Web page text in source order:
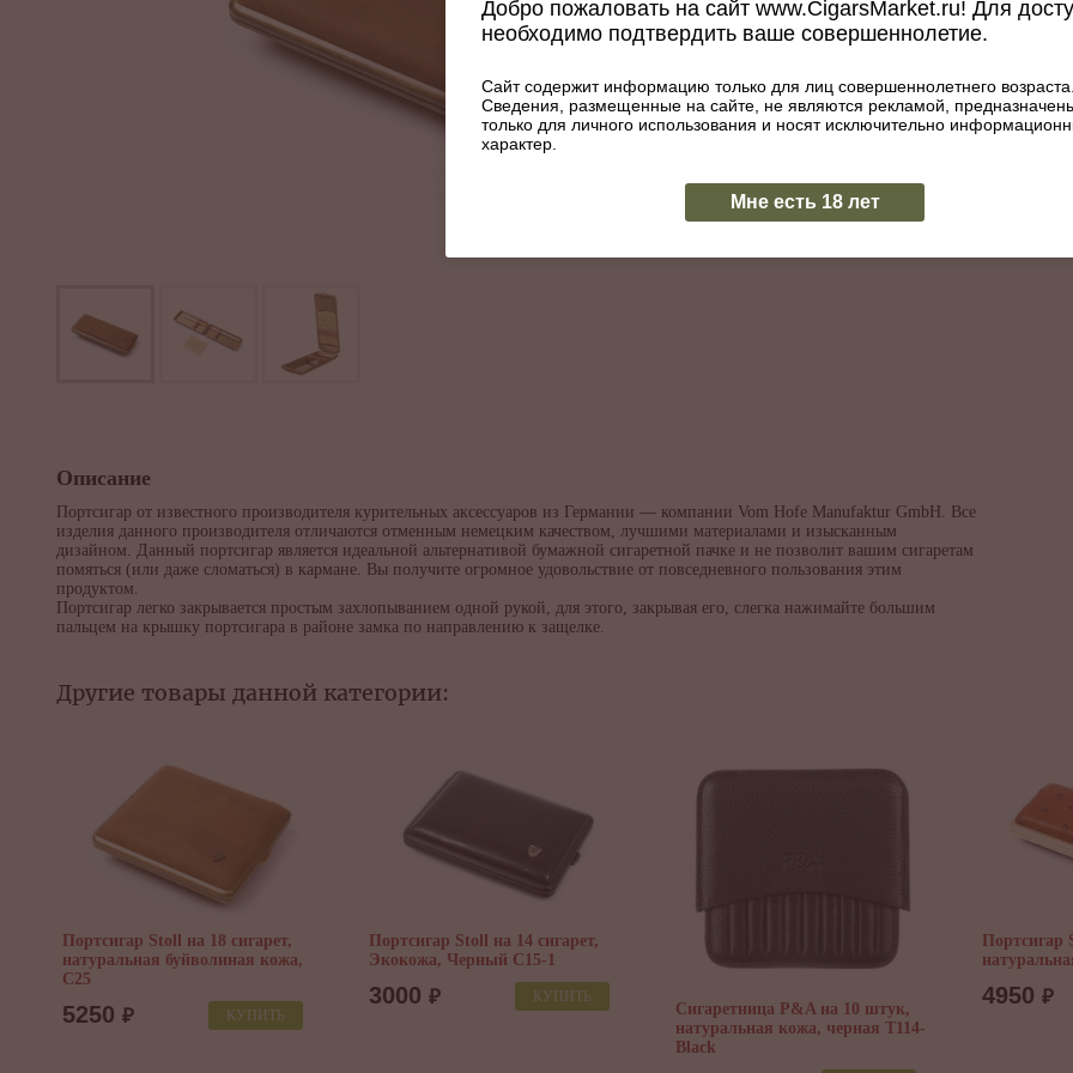
Описание
Портсигар от известного производителя курительных аксессуаров из Германии — компании Vom Hofe Manufaktur GmbH. Все
изделия данного производителя отличаются отменным немецким качеством, лучшими материалами и изысканным
дизайном. Данный портсигар является идеальной альтернативой бумажной сигаретной пачке и не позволит вашим сигаретам
помяться (или даже сломаться) в кармане. Вы получите огромное удовольствие от повседневного пользования этим
продуктом.
Портсигар легко закрывается простым захлопыванием одной рукой, для этого, закрывая его, слегка нажимайте большим
пальцем на крышку портсигара в районе замка по направлению к защелке.
Другие товары данной категории:
Портсигар Stoll на 18 сигарет,
натуральная буйволиная кожа,
C25
5250 ₽ КУПИТЬ
Портсигар Stoll на 14 сигарет,
Экокожа, Черный C15-1
3000 ₽ КУПИТЬ
Сигаретница P&A на 10 штук,
натуральная кожа, черная T114-
Black
Портсигар
4950 ₽
Добро пожаловать на сайт www.CigarsMarket.ru! Для
необходимо подтвердить ваше совершеннолетие.
Сайт содержит информацию только для лиц совершеннолетнего возраста.
Сведения, размещенные на сайте, не являются рекламой,
только для личного использования и носят исключительно
характер.
Мне есть 18 лет